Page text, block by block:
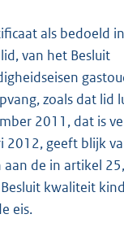
als bedoeld
van het Besluit
zoals dat lid
2011, dat is
2012, geeft blijk
aan de in artikel
kwaliteit
eis.